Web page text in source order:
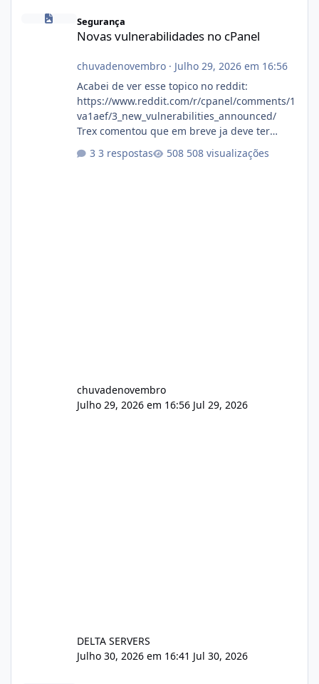
Novas vulnerabilidades no cPanel
Segurança
Novas vulnerabilidades no cPanel
chuvadenovembro· Julho 29, 2026 em 16:56
Acabei de ver esse topico no reddit:
https://www.reddit.com/r/cpanel/comments/1
va1aef/3_new_vulnerabilities_announced/
Trex comentou que em breve ja deve ter
3 respostas 508 visualizações
chuvadenovembro
Julho 29, 2026 em 16:56 Jul 29, 2026
DELTA SERVERS
Julho 30, 2026 em 16:41 Jul 30, 2026